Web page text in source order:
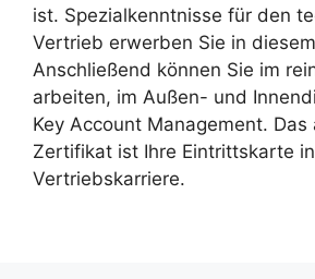
ist. Spezialkenntnisse für den
Vertrieb erwerben Sie in
Anschließend können Sie im
arbeiten, im Außen- und
Key Account Management. Das
Zertifikat ist Ihre Eintrittskarte
Vertriebskarriere.